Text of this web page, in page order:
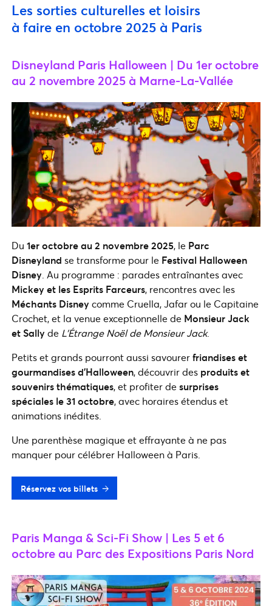
Les sorties culturelles et loisirs
à faire en octobre 2025 à Paris
Disneyland Paris Halloween | Du 1er octobre
au 2 novembre 2025 à Marne-La-Vallée
Du 1er octobre au 2 novembre 2025, le Parc
Disneyland se transforme pour le Festival Halloween
Disney . Au programme : parades entraînantes avec
Mickey et les Esprits Farceurs, rencontres avec les
Méchants Disney comme Cruella, Jafar ou le Capitaine
Crochet, et la venue exceptionnelle de Monsieur Jack
et Sally de L’Étrange Noël de Monsieur Jack.
Petits et grands pourront aussi savourerfriandises et
gourmandises d’Halloween, découvrir des produits et
souvenirs thématiques, et profiter desurprises
spéciales le 31 octobre, avec horaires étendus et
animations inédites.
Une parenthèse magique et effrayante à ne pas
manquer pour célébrer Halloween à Paris.
Réservez vos billets
Paris Manga & Sci-Fi Show | Les 5 et 6
octobre au Parc des Expositions Paris Nord